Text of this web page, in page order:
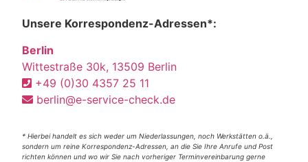
Unsere Korrespondenz-Adressen*:
Berlin
Wittestraße 30k, 13509 Berlin
+49 (0)30 4357 25 11
berlin@e-service-check.de
* Hierbei handelt es sich weder um Niederlassungen, noch Werkstätten o.ä.,
sondern um reine Korrespondenz-Adressen, an die Sie Ihre Anrufe und Post
richten können und wo wir Sie nach vorheriger Terminvereinbarung gerne